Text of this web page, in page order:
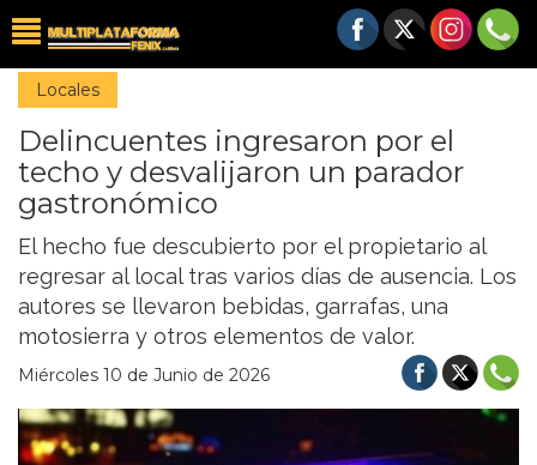
Locales
Delincuentes ingresaron por el
techo y desvalijaron un parador
gastronómico
El hecho fue descubierto por el propietario al
regresar al local tras varios días de ausencia. Los
autores se llevaron bebidas, garrafas, una
motosierra y otros elementos de valor.
Miércoles 10 de Junio de 2026